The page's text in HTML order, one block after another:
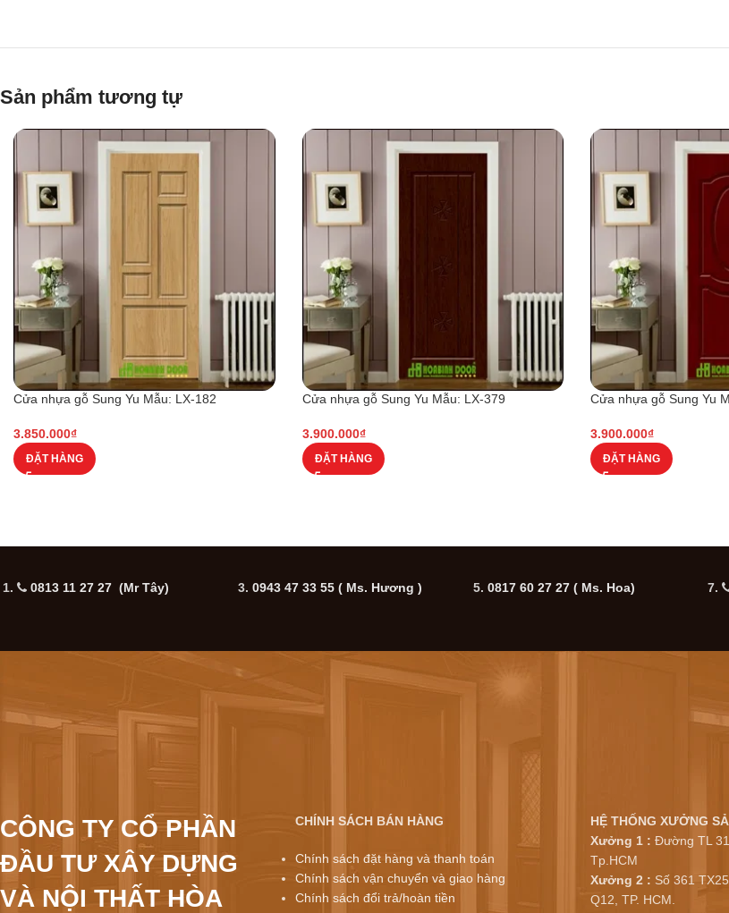
Sản phẩm tương tự
Cửa nhựa gỗ Sung Yu Mẫu: LX-182
3.850.000₫
ĐẶT HÀNG
Cửa nhựa gỗ Sung Yu Mẫu: LX-379
3.900.000₫
ĐẶT HÀNG
Cửa nhựa gỗ Sung Yu
3.900.000₫
ĐẶT HÀNG
1. 0813 11 27 27 (Mr Tây) 3. 0943 47 33 55( Ms. Hương ) 5. 0817 60 27 27( Ms. Hoa) 7.
CÔNG TY CỔ PHẦN
ĐẦU TƯ XÂY DỰNG
VÀ NỘI THẤT HÒA
CHÍNH SÁCH BÁN HÀNG
Chính sách đặt hàng và thanh toán
Chính sách vận chuyển và giao hàng
Chính sách đổi trả/hoàn tiền
HỆ THỐNG XƯỞNG
Xưởng 1 : Đường TL
Tp.HCM
Xưởng 2 : Số 361
Q12, TP. HCM.